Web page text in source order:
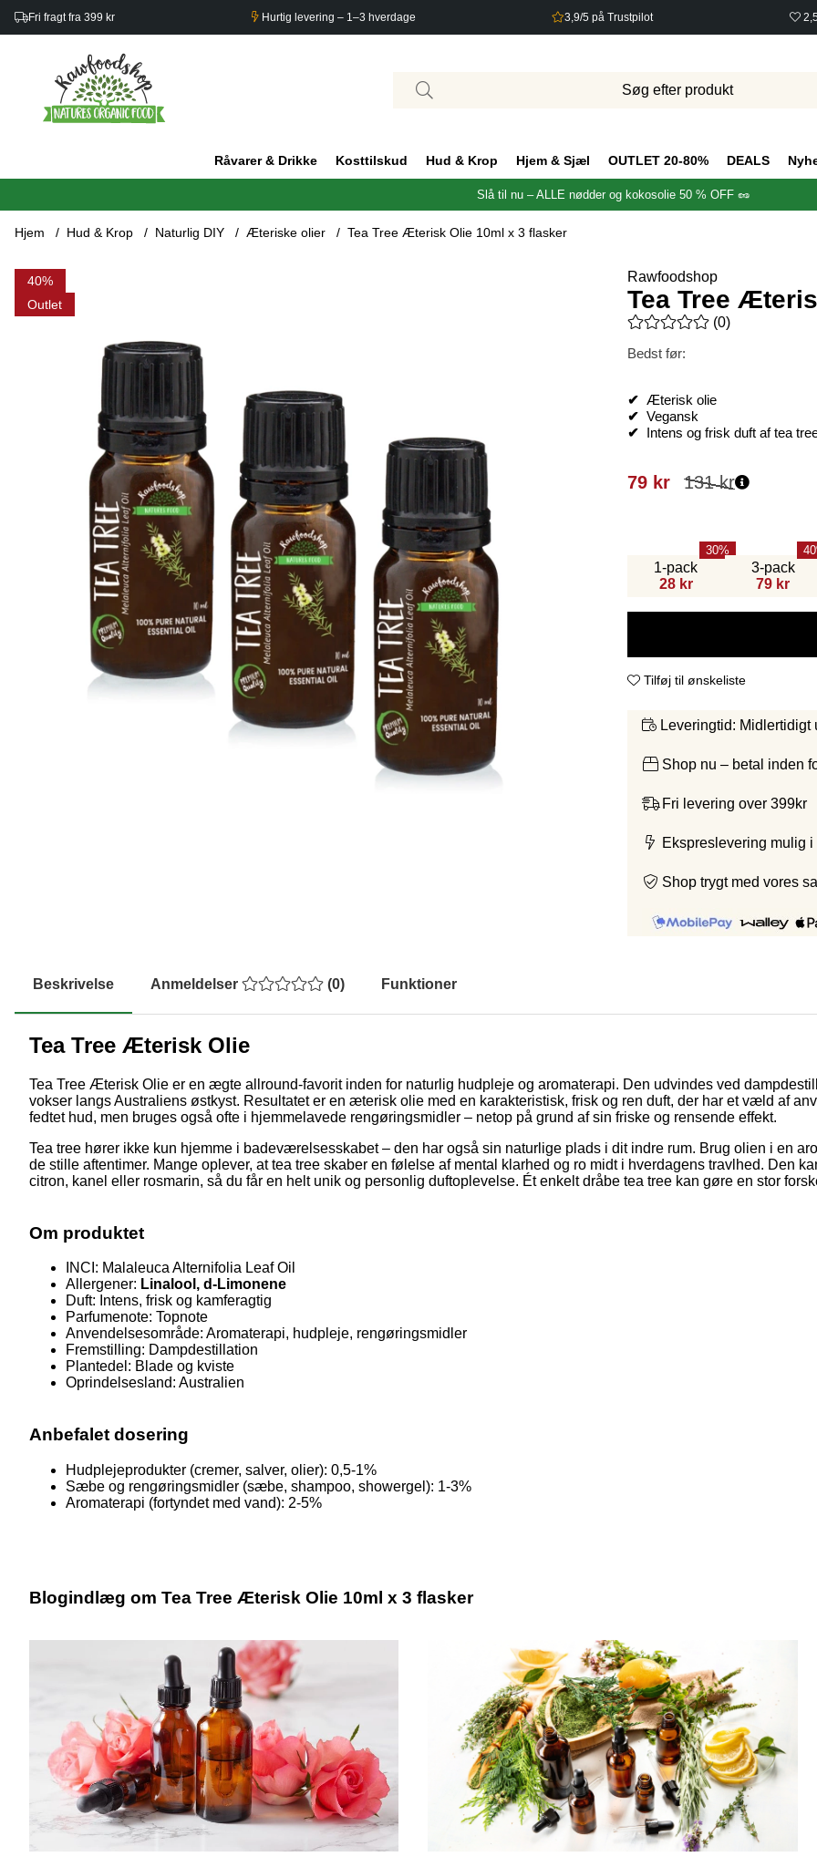
Fri fragt fra 399 kr Hurtig levering – 1–3 hverdage 3,9/5 på Trustpilot
Råvarer & Drikke Kosttilskud Hud & Krop Hjem & Sjæl OUTLET 20-80% DEALS
Slå til nu – ALLE nødder og kokosolie 50 % OFF 🥜
Hjem Hud & Krop Naturlig DIY Æteriske olier Tea Tree Æterisk Olie 10ml x 3 flasker
40
Outlet
Produktbilleder Tea Tree Æterisk Olie 10ml x 3 flasker Rawfoodshop
Tea Tree
Gennemsnitlig vurdering 0
(0)
Bedst før:
✔ Æterisk olie
✔ Vegansk
✔ Intens og frisk duft af tea
131kr
79 kr
1-pack
28 kr
30
3-pack
79 kr
40
Tilføj til ønskeliste
Leveringtid: Midlertidigt
Shop nu – betal inden
Fri levering over 399kr
Ekspreslevering mulig i
Shop trygt med vores
Beskrivelse Anmeldelser (0) Funktioner
Tea Tree Æterisk Olie
Tea Tree Æterisk Olie er en ægte allround-favorit inden for naturlig hudpleje og aromaterapi. Den udvindes ved
vokser langs Australiens østkyst. Resultatet er en æterisk olie med en karakteristisk, frisk og ren duft, der har et væld af
fedtet hud, men bruges også ofte i hjemmelavede rengøringsmidler – netop på grund af sin friske og rensende effekt.
Tea tree hører ikke kun hjemme i badeværelsesskabet – den har også sin naturlige plads i dit indre rum. Brug olien i en
de stille aftentimer. Mange oplever, at tea tree skaber en følelse af mental klarhed og ro midt i hverdagens travlhed. Den
citron, kanel eller rosmarin, så du får en helt unik og personlig duftoplevelse. Ét enkelt dråbe tea tree kan gøre en stor
Om produktet
INCI: Malaleuca Alternifolia Leaf Oil
Allergener: Linalool, d-Limonene
Duft: Intens, frisk og kamferagtig
Parfumenote: Topnote
Anvendelsesområde: Aromaterapi, hudpleje, rengøringsmidler
Fremstilling: Dampdestillation
Plantedel: Blade og kviste
Oprindelsesland: Australien
Anbefalet dosering
Hudplejeprodukter (cremer, salver, olier): 0,5-1%
Sæbe og rengøringsmidler (sæbe, shampoo, showergel): 1-3%
Aromaterapi (fortyndet med vand): 2-5%
Blogindlæg om Tea Tree Æterisk Olie 10ml x 3 flasker